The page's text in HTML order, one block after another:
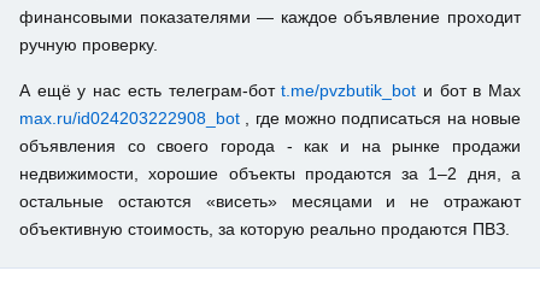
финансовыми показателями — каждое объявление проходит
ручную проверку.
А ещё у нас есть телеграм-ботt.me/pvzbutik_bot и бот в Max
max.ru/id024203222908_bot
, где можно подписаться на новые
объявления со своего города - как и на рынке продажи
недвижимости, хорошие объекты продаются за 1–2 дня, а
остальные остаются «висеть» месяцами и не отражают
объективную стоимость, за которую реально продаются ПВЗ.